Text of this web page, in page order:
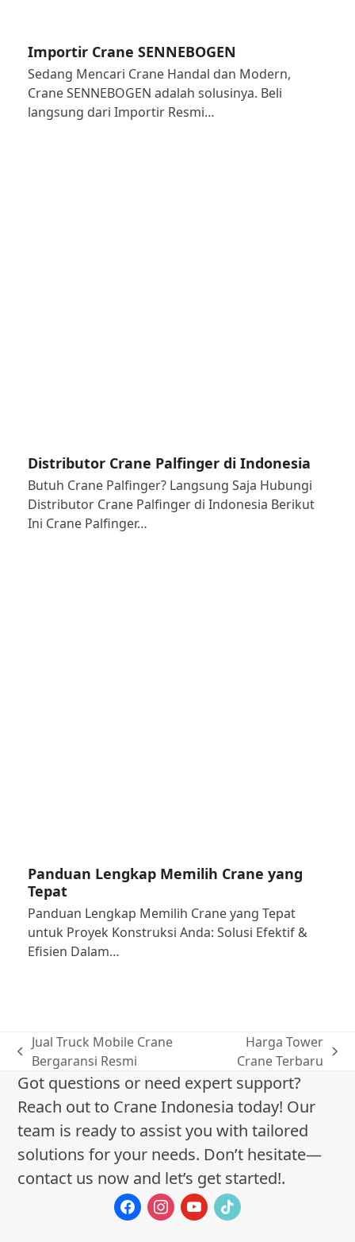
Importir Crane SENNEBOGEN
Sedang Mencari Crane Handal dan Modern,
Crane SENNEBOGEN adalah solusinya. Beli
langsung dari Importir Resmi…
Distributor Crane Palfinger di Indonesia
Butuh Crane Palfinger? Langsung Saja Hubungi
Distributor Crane Palfinger di Indonesia Berikut
Ini Crane Palfinger…
Panduan Lengkap Memilih Crane yang
Tepat
Panduan Lengkap Memilih Crane yang Tepat
untuk Proyek Konstruksi Anda: Solusi Efektif &
Efisien Dalam…
previous
post:
Jual Truck Mobile Crane
Bergaransi Resmi
next
post:
Harga Tower
Crane Terbaru
Got questions or need expert support?
Reach out to Crane Indonesia today! Our
team is ready to assist you with tailored
solutions for your needs. Don’t hesitate—
contact us now and let’s get started!.
facebookinstagram
youtube
tiktok